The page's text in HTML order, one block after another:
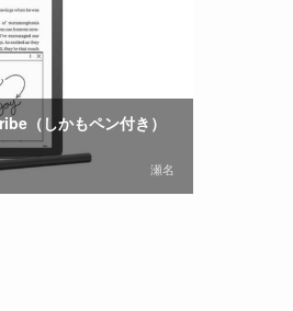
（しかもペン付き）
瀬名